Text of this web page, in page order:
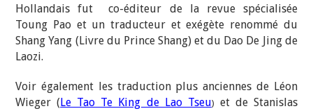
Hollandais fut co-éditeur de la revue spécialisée
Toung Pao et un traducteur et exégète renommé du
Shang Yang (Livre du Prince Shang) et du Dao De Jing de
Laozi.
Voir également les traduction plus anciennes de Léon
Wieger (Le Tao Te King de Lao Tseu) et de Stanislas